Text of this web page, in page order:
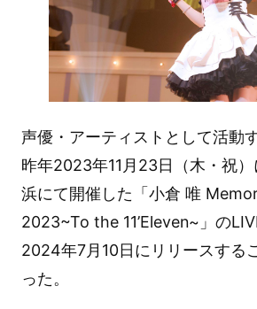
声優・アーティストとして活動
昨年2023年11月23日（木・祝
浜にて開催した「小倉 唯
2023~To the 11’Eleven~」の
2024年7月10日にリリースする
った。